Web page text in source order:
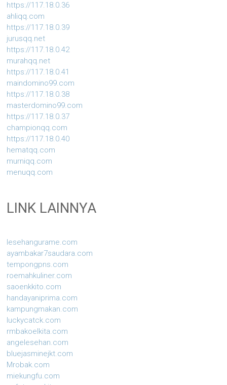
https://117.18.0.36
ahliqq.com
https://117.18.0.39
jurusqq.net
https://117.18.0.42
murahqq.net
https://117.18.0.41
maindomino99.com
https://117.18.0.38
masterdomino99.com
https://117.18.0.37
championqq.com
https://117.18.0.40
hematqq.com
murniqq.com
menuqq.com
LINK LAINNYA
lesehangurame.com
ayambakar7saudara.com
tempongpns.com
roemahkuliner.com
saoenkkito.com
handayaniprima.com
kampungmakan.com
luckycatck.com
rmbakoelkita.com
angelesehan.com
bluejasminejkt.com
Mrobak.com
miekungfu.com